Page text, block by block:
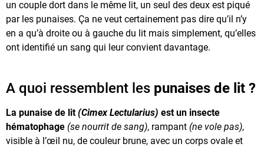
un couple dort dans le même lit, un seul des deux est piqué
par les punaises. Ça ne veut certainement pas dire qu’il n’y
en a qu’à droite ou à gauche du lit mais simplement, qu’elles
ont identifié un sang qui leur convient davantage.
A quoi ressemblent les punaises de lit ?
La punaise de lit(Cimex Lectularius) est un insecte
hématophage (se nourrit de sang), rampant (ne vole pas),
visible à l’œil nu, de couleur brune, avec un corps ovale et